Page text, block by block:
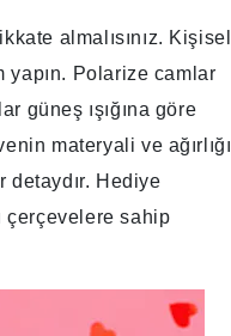
almalısınız. Kişisel
Polarize camlar
güneş ışığına göre
materyali ve ağırlığı
detaydır. Hediye
çerçevelere sahip